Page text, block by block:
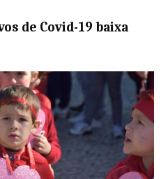
de Covid-19 baixa